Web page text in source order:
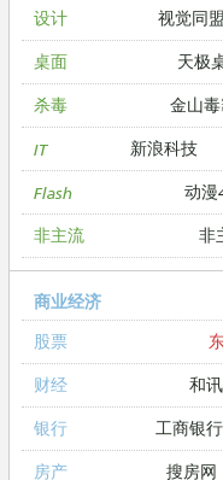
设计 视觉同
桌面 天极
杀毒 金山
IT 新浪科技
Flash 动漫
非主流 非
商业经济
股票
财经 和
银行 工商银行
房产 搜房网